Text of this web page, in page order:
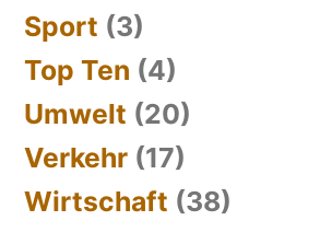
Sport (3)
Top Ten (4)
Umwelt (20)
Verkehr (17)
Wirtschaft (38)